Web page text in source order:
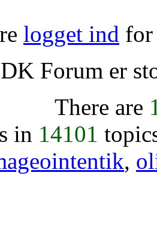
logget ind for
Forum er
There are
in 14101
,